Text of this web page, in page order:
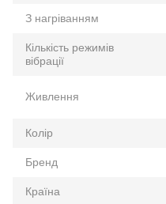
З нагріванням
Кількість режимів
вібрації
Живлення
Колір
Бренд
Країна